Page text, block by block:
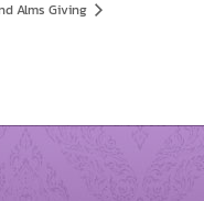
Alms Giving